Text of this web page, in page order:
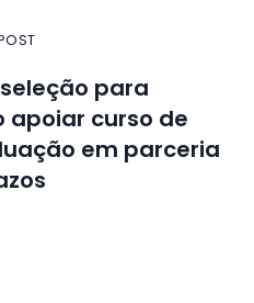
seleção para
apoiar curso de
em parceria